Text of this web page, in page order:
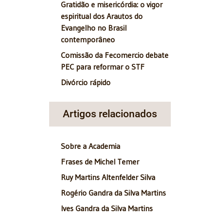
Gratidão e misericórdia: o vigor
espiritual dos Arautos do
Evangelho no Brasil
contemporâneo
Comissão da Fecomercio debate
PEC para reformar o STF
Divórcio rápido
Artigos relacionados
Sobre a Academia
Frases de Michel Temer
Ruy Martins Altenfelder Silva
Rogério Gandra da Silva Martins
Ives Gandra da Silva Martins